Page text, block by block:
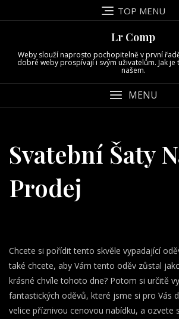
to
TOP MENU
Lr Comp
Weby slouží naprosto pochopitelně v první
dobré weby prospívají i svým uživatelům. Jak
našem.
MENU
Svatební Šaty
Prodej
Chcete si pořídit tento skvěle vypadající
také chcete, aby Vám tento oděv zůstal
krásné chvíle tohoto dne? Potom si určitě
fantastických oděvů, které jsme si pro Vás
velice příznivou cenovou nabídku, a ozvete